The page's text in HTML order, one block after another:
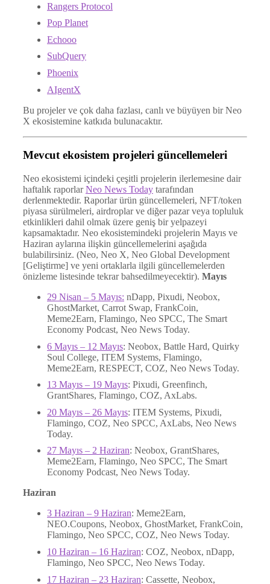
Rangers Protocol
Pop Planet
Echooo
SubQuery
Phoenix
AIgentX
Bu projeler ve çok daha fazlası, canlı ve büyüyen bir Neo
X ekosistemine katkıda bulunacaktır.
Mevcut ekosistem projeleri güncellemeleri
Neo ekosistemi içindeki çeşitli projelerin ilerlemesine dair
haftalık raporlarNeo News Today tarafından
derlenmektedir. Raporlar ürün güncellemeleri, NFT/token
piyasa sürülmeleri, airdroplar ve diğer pazar veya topluluk
etkinlikleri dahil olmak üzere geniş bir yelpazeyi
kapsamaktadır. Neo ekosistemindeki projelerin Mayıs ve
Haziran aylarına ilişkin güncellemelerini aşağıda
bulabilirsiniz. (Neo, Neo X, Neo Global Development
[Geliştirme] ve yeni ortaklarla ilgili güncellemelerden
önizleme listesinde tekrar bahsedilmeyecektir). Mayıs
29 Nisan – 5 Mayıs: nDapp, Pixudi, Neobox,
GhostMarket, Carrot Swap, FrankCoin,
Meme2Earn, Flamingo, Neo SPCC, The Smart
Economy Podcast, Neo News Today.
6 Mayıs – 12 Mayıs: Neobox, Battle Hard, Quirky
Soul College, ITEM Systems, Flamingo,
Meme2Earn, RESPECT, COZ, Neo News Today.
13 Mayıs – 19 Mayıs: Pixudi, Greenfinch,
GrantShares, Flamingo, COZ, AxLabs.
20 Mayıs – 26 Mayıs: ITEM Systems, Pixudi,
Flamingo, COZ, Neo SPCC, AxLabs, Neo News
Today.
27 Mayıs – 2 Haziran: Neobox, GrantShares,
Meme2Earn, Flamingo, Neo SPCC, The Smart
Economy Podcast, Neo News Today.
Haziran
3 Haziran – 9 Haziran: Meme2Earn,
NEO.Coupons, Neobox, GhostMarket, FrankCoin,
Flamingo, Neo SPCC, COZ, Neo News Today.
10 Haziran – 16 Haziran: COZ, Neobox, nDapp,
Flamingo, Neo SPCC, Neo News Today.
17 Haziran – 23 Haziran: Cassette, Neobox,